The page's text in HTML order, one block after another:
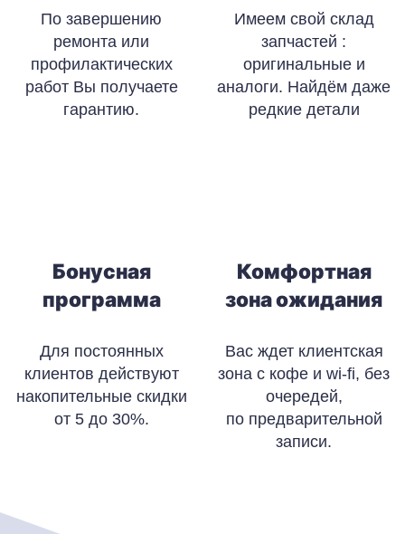
По завершению
ремонта или
профилактических
работ Вы получаете
гарантию.
Бонусная
программа
Для постоянных
клиентов действуют
накопительные скидки
от 5 до 30%.
Имеем свой склад
запчастей :
оригинальные и
аналоги. Найдём даже
редкие детали
Комфортная
зона ожидания
Вас ждет клиентская
зона с кофе и wi-fi, без
очередей,
по предварительной
записи.